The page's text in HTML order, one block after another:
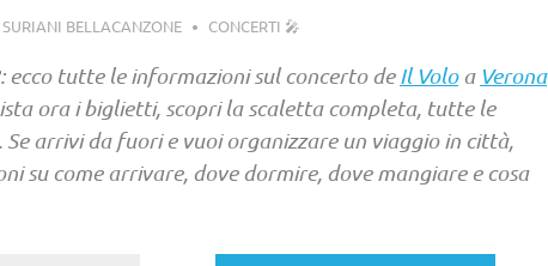
BELLACANZONE CONCERTI 🎤
ecco tutte le informazioni sul concerto deIl Voloa Verona
ora i biglietti, scopri la scaletta completa, tutte le
arrivi da fuori e vuoi organizzare un viaggio in città,
su come arrivare, dove dormire, dove mangiare e cosa